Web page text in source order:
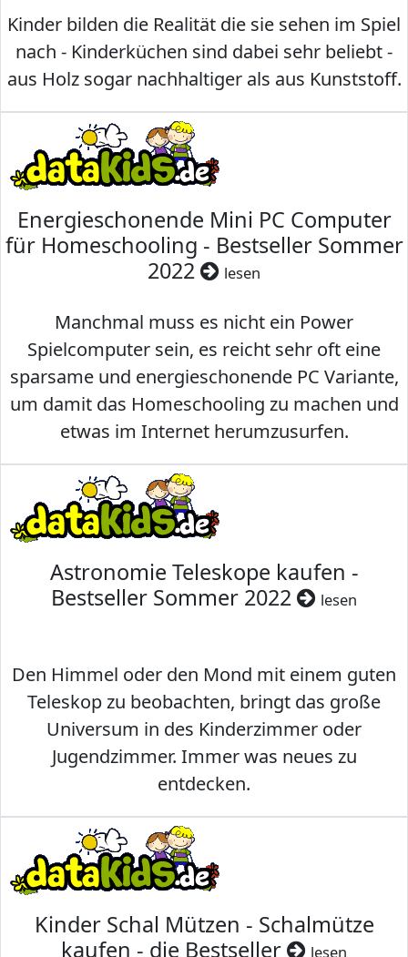
Kinder bilden die Realität die sie sehen im Spiel
nach - Kinderküchen sind dabei sehr beliebt -
aus Holz sogar nachhaltiger als aus Kunststoff.
Energieschonende Mini PC Computer
für Homeschooling - Bestseller Sommer
2022
lesen
Manchmal muss es nicht ein Power
Spielcomputer sein, es reicht sehr oft eine
sparsame und energieschonende PC Variante,
um damit das Homeschooling zu machen und
etwas im Internet herumzusurfen.
Astronomie Teleskope kaufen -
Bestseller Sommer 2022
lesen
Den Himmel oder den Mond mit einem guten
Teleskop zu beobachten, bringt das große
Universum in des Kinderzimmer oder
Jugendzimmer. Immer was neues zu
entdecken.
Kinder Schal Mützen - Schalmütze
kaufen - die Bestseller
lesen